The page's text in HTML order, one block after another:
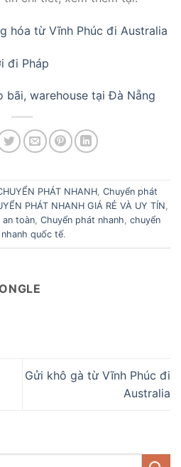
hóa từ Vĩnh Phúc đi Australia
đi Pháp
bãi, warehouse tại Đà Nẵng
PHÁT NHANH, Chuyển phát
PHÁT NHANH GIÁ RẺ VÀ UY TÍN,
an toàn, Chuyển phát nhanh, chuyển
quốc tế.
Gửi khô gà từ Vĩnh Phúc đi
Australia